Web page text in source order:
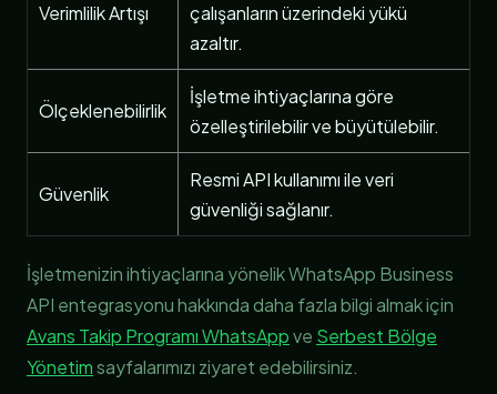
Verimlilik Artışı
çalışanların üzerindeki yükü
azaltır.
Ölçeklenebilirlik
İşletme ihtiyaçlarına göre
özelleştirilebilir ve büyütülebilir.
Güvenlik
Resmi API kullanımı ile veri
güvenliği sağlanır.
İşletmenizin ihtiyaçlarına yönelik WhatsApp Business
API entegrasyonu hakkında daha fazla bilgi almak için
Avans Takip Programı WhatsAppve Serbest Bölge
Yönetimsayfalarımızı ziyaret edebilirsiniz.